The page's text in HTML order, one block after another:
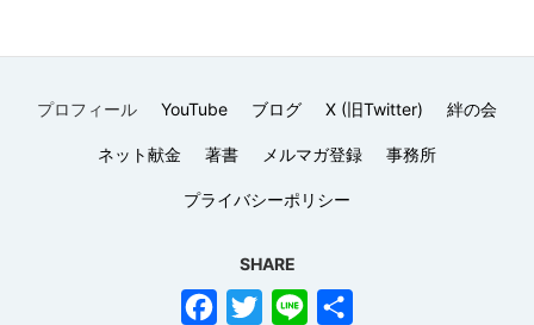
プロフィール YouTube ブログ X (旧Twitter) 絆の会
ネット献金 著書 メルマガ登録 事務所
プライバシーポリシー
SHARE
Facebook
TwitterLine